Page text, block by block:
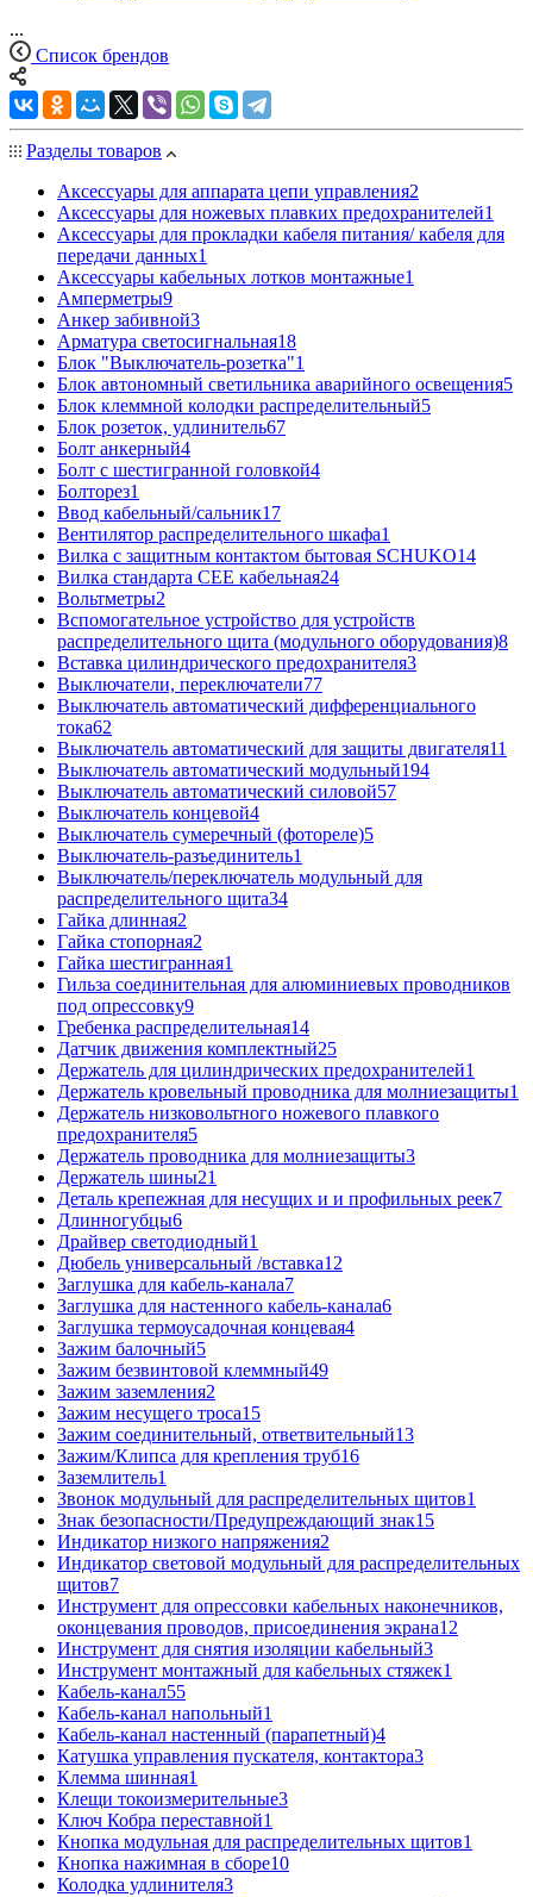
...
Список брендов
Разделы товаров
Аксессуары для аппарата цепи управления2
Аксессуары для ножевых плавких предохранителей1
Аксессуары для прокладки кабеля питания/ кабеля для
передачи данных1
Аксессуары кабельных лотков монтажные1
Амперметры9
Анкер забивной3
Арматура светосигнальная18
Блок "Выключатель-розетка"1
Блок автономный светильника аварийного освещения5
Блок клеммной колодки распределительный5
Блок розеток, удлинитель67
Болт анкерный4
Болт с шестигранной головкой4
Болторез1
Ввод кабельный/сальник17
Вентилятор распределительного шкафа1
Вилка с защитным контактом бытовая SCHUKO14
Вилка стандарта CEE кабельная24
Вольтметры2
Вспомогательное устройство для устройств
распределительного щита (модульного оборудования)8
Вставка цилиндрического предохранителя3
Выключатели, переключатели77
Выключатель автоматический дифференциального
тока62
Выключатель автоматический для защиты двигателя11
Выключатель автоматический модульный194
Выключатель автоматический силовой57
Выключатель концевой4
Выключатель сумеречный (фотореле)5
Выключатель-разъединитель1
Выключатель/переключатель модульный для
распределительного щита34
Гайка длинная2
Гайка стопорная2
Гайка шестигранная1
Гильза соединительная для алюминиевых проводников
под опрессовку9
Гребенка распределительная14
Датчик движения комплектный25
Держатель для цилиндрических предохранителей1
Держатель кровельный проводника для молниезащиты1
Держатель низковольтного ножевого плавкого
предохранителя5
Держатель проводника для молниезащиты3
Держатель шины21
Деталь крепежная для несущих и и профильных реек7
Длинногубцы6
Драйвер светодиодный1
Дюбель универсальный /вставка12
Заглушка для кабель-канала7
Заглушка для настенного кабель-канала6
Заглушка термоусадочная концевая4
Зажим балочный5
Зажим безвинтовой клеммный49
Зажим заземления2
Зажим несущего троса15
Зажим соединительный, ответвительный13
Зажим/Клипса для крепления труб16
Заземлитель1
Звонок модульный для распределительных щитов1
Знак безопасности/Предупреждающий знак15
Индикатор низкого напряжения2
Индикатор световой модульный для распределительных
щитов7
Инструмент для опрессовки кабельных наконечников,
оконцевания проводов, присоединения экрана12
Инструмент для снятия изоляции кабельный3
Инструмент монтажный для кабельных стяжек1
Кабель-канал55
Кабель-канал напольный1
Кабель-канал настенный (парапетный)4
Катушка управления пускателя, контактора3
Клемма шинная1
Клещи токоизмерительные3
Ключ Кобра переставной1
Кнопка модульная для распределительных щитов1
Кнопка нажимная в сборе10
Колодка удлинителя3